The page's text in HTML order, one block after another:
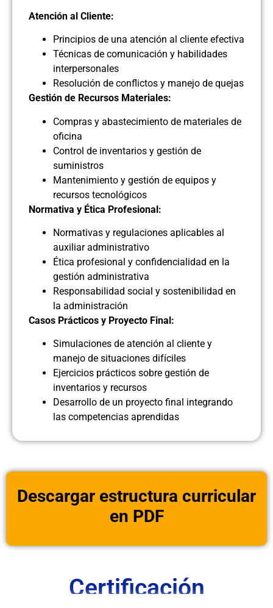
Atención al Cliente:
Principios de una atención al cliente efectiva
Técnicas de comunicación y habilidades
interpersonales
Resolución de conflictos y manejo de quejas
Gestión de Recursos Materiales:
Compras y abastecimiento de materiales de
oficina
Control de inventarios y gestión de
suministros
Mantenimiento y gestión de equipos y
recursos tecnológicos
Normativa y Ética Profesional:
Normativas y regulaciones aplicables al
auxiliar administrativo
Ética profesional y confidencialidad en la
gestión administrativa
Responsabilidad social y sostenibilidad en
la administración
Casos Prácticos y Proyecto Final:
Simulaciones de atención al cliente y
manejo de situaciones difíciles
Ejercicios prácticos sobre gestión de
inventarios y recursos
Desarrollo de un proyecto final integrando
las competencias aprendidas
Descargar estructura curricular
en PDF
Certificación